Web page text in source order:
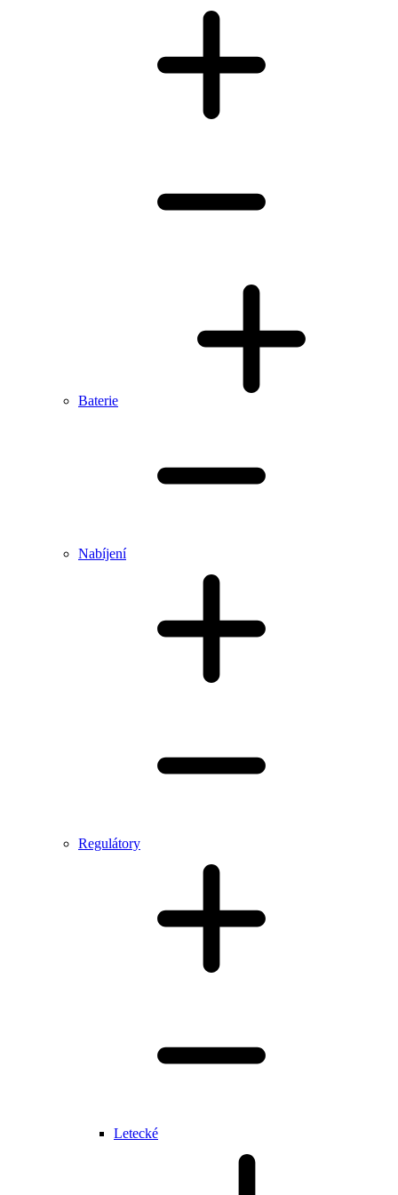
Baterie
Nabíjení
Regulátory
Letecké